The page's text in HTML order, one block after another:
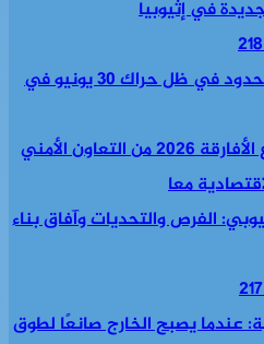
في إثيوبيا
النزوح الأفريقي العابر للحدود في ظل حراك 30 يونيو في
مؤتمر رؤساء أركان الدفاع الأفارقة 2026 من التعاون الأمني
معا
الفرص والتحديات وآفاق بناء
عندما يصبح الخارج صانعًا لطوق